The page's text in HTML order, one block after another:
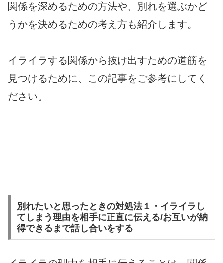
関係を深めるための方法や、別れを選ぶかど
うかを決めるための考え方も紹介します。
イライラする関係から抜け出すための道筋を
見つけるために、この記事をご参考にしてく
ださい。
別れたいと思ったときの対処法１・イライラし
てしまう理由を相手に正直に伝える/お互いが納
得できるまで話し合いをする